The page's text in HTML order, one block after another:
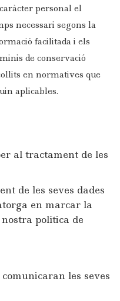
personal el
necessari segons la
facilitada i els
de conservació
en normatives que
aplicables.
al tractament de les
de les seves dades
en marcar la
política de
les seves